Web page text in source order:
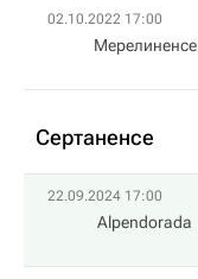
02.10.2022 17:00
Мерелиненсе
Сертаненсе
22.09.2024 17:00
Alpendorada